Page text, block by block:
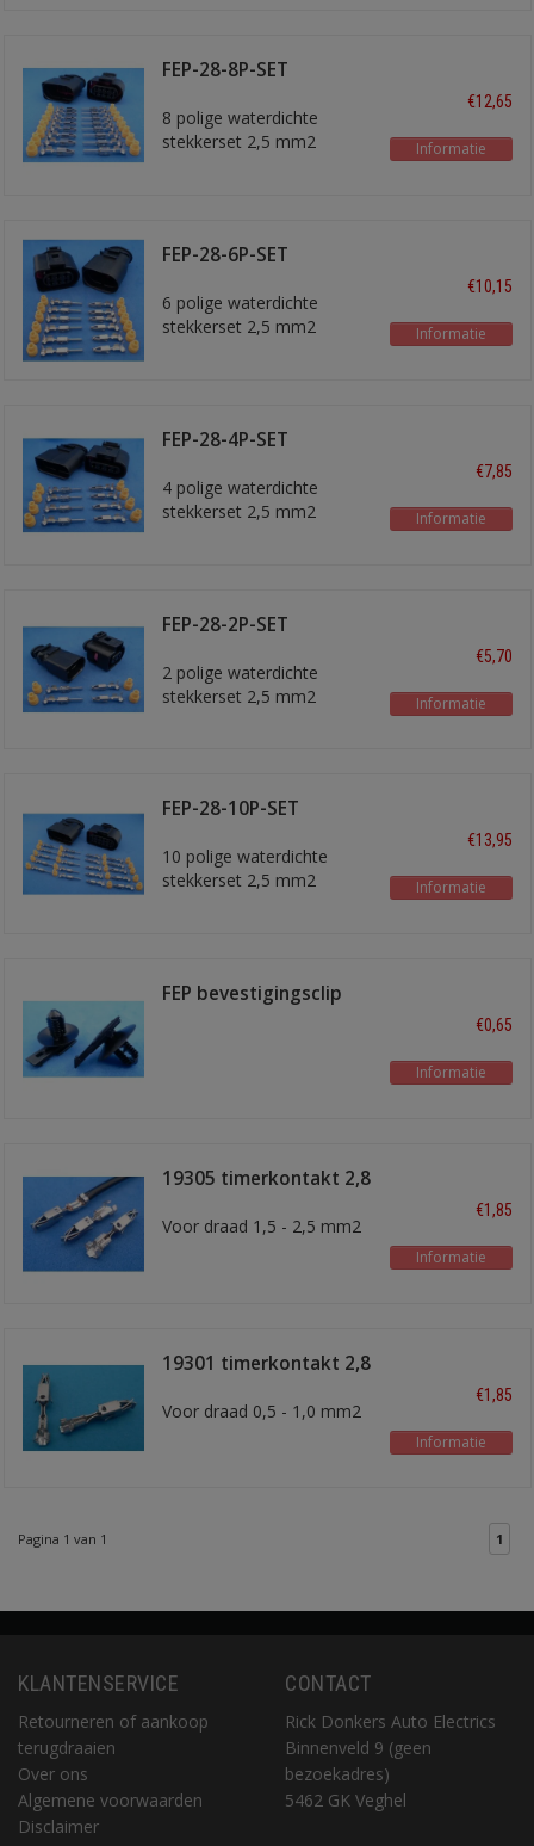
FEP-28-8P-SET
8 polige waterdichte
stekkerset 2,5 mm2
€12,65
Informatie
FEP-28-6P-SET
6 polige waterdichte
stekkerset 2,5 mm2
€10,15
Informatie
FEP-28-4P-SET
4 polige waterdichte
stekkerset 2,5 mm2
€7,85
Informatie
FEP-28-2P-SET
2 polige waterdichte
stekkerset 2,5 mm2
€5,70
Informatie
FEP-28-10P-SET
10 polige waterdichte
stekkerset 2,5 mm2
€13,95
Informatie
FEP bevestigingsclip
€0,65
Informatie
19305 timerkontakt 2,8
Voor draad 1,5 - 2,5 mm2
€1,85
Informatie
19301 timerkontakt 2,8
Voor draad 0,5 - 1,0 mm2
€1,85
Informatie
Pagina 1 van 1 1
KLANTENSERVICE
Retourneren of aankoop
terugdraaien
Over ons
Algemene voorwaarden
Disclaimer
CONTACT
Rick Donkers Auto Electrics
Binnenveld 9 (geen
bezoekadres)
5462 GK Veghel